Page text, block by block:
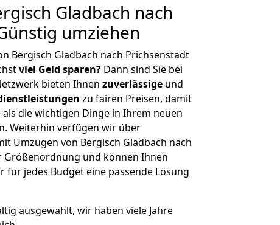
Gladbach nach
umziehen
Bergisch Gladbach nach Prichsenstadt
viel Geld sparen? Dann sind Sie bei
bieten Ihnen zuverlässige und
zu fairen Preisen, damit
die wichtigen Dinge in Ihrem neuen
Weiterhin verfügen wir über
Umzügen von Bergisch Gladbach nach
Größenordnung und können Ihnen
für jedes Budget eine passende Lösung
ausgewählt, wir haben viele Jahre